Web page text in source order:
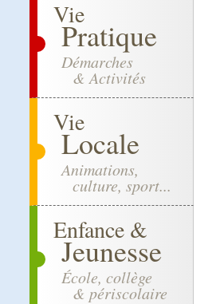
Vie
Pratique
Démarches
& Activités
Vie
Locale
Animations,
culture, sport...
Enfance &
Jeunesse
École, collège
& périscolaire